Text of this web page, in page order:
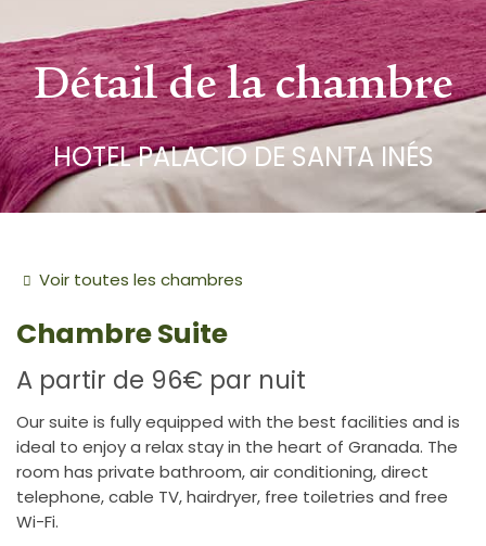
Détail de la chambre
HOTEL PALACIO DE SANTA INÉS
Voir toutes les chambres
ChambreSuite
A partir de 96€ par nuit
Our suite is fully equipped with the best facilities and is
ideal to enjoy a relax stay in the heart of Granada. The
room has private bathroom, air conditioning, direct
telephone, cable TV, hairdryer, free toiletries and free
Wi-Fi.